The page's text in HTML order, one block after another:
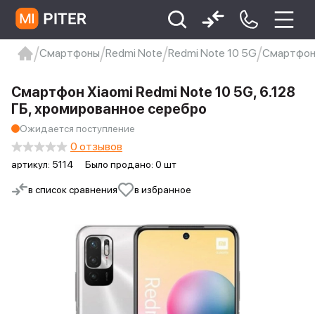
Xiaomi 9 про
xiaomi redmi 12c
Смартфоны Redmi Note Redmi Note 10 5G Смартфон
в список сравнения в избранное
Смартфон Xiaomi Redmi Note 10 5G, 6.128
ГБ, хромированное серебро
Ожидается поступление
артикул: 5114 Было продано: 0 шт
0 отзывов